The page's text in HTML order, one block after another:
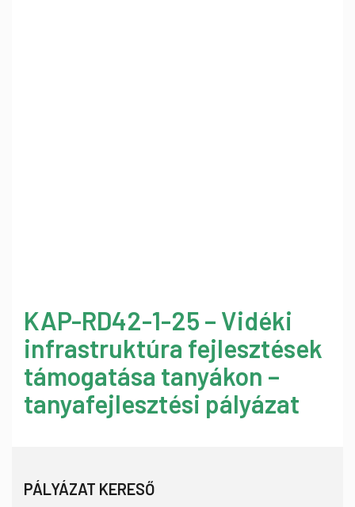
KAP-RD42-1-25 – Vidéki
infrastruktúra fejlesztések
támogatása tanyákon –
tanyafejlesztési pályázat
PÁLYÁZAT KERESŐ